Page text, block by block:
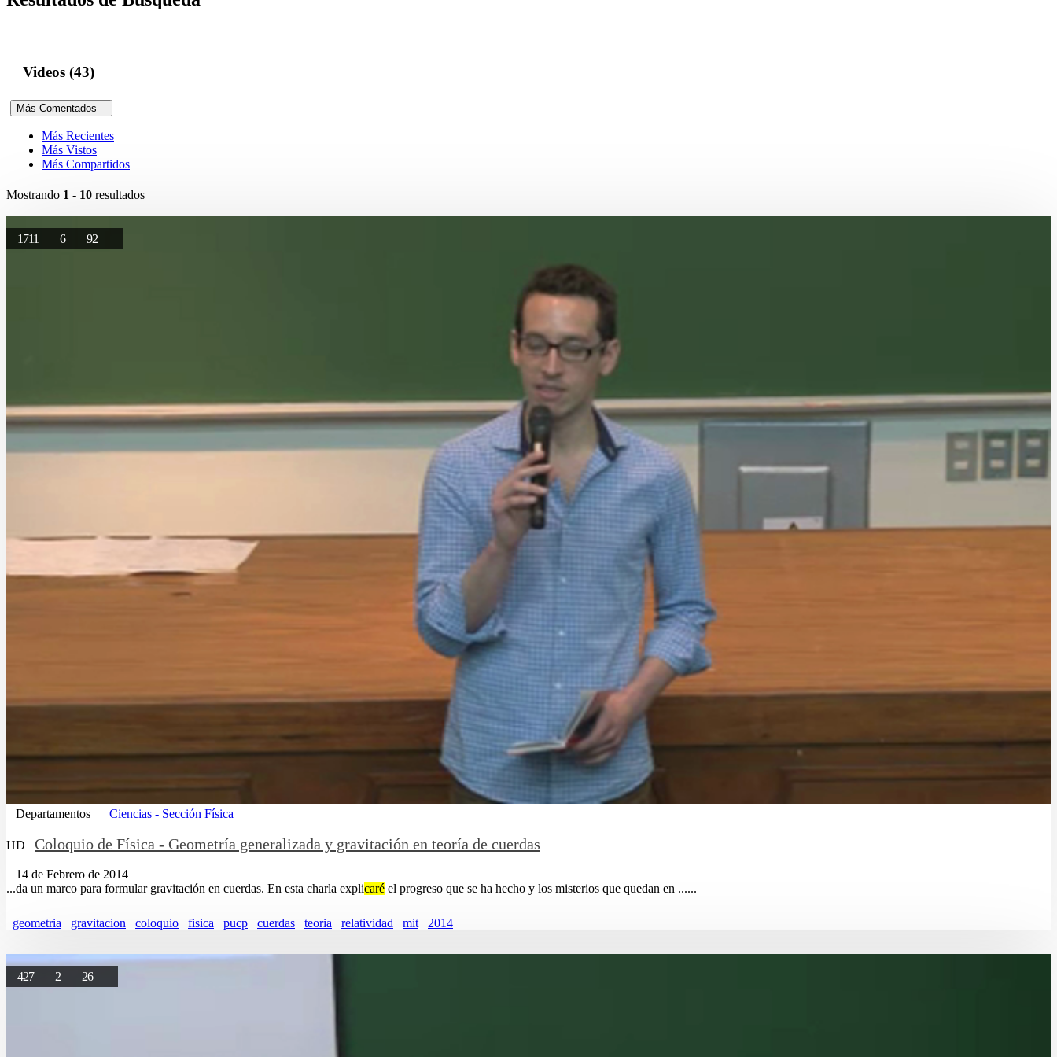
Videos (43)
Más Comentados
Más Recientes
Más Vistos
Más Compartidos
Mostrando 1 - 10 resultados
1711 6 92
Departamentos Ciencias - Sección Física
HD Coloquio de Física - Geometría generalizada y gravitación en teoría de cuerdas
14 de Febrero de 2014
...da un marco para formular gravitación en cuerdas. En esta charla explicaré el progreso que se ha hecho y los misterios que quedan en ......
geometria gravitacion coloquio fisica pucp cuerdas teoria relatividad mit 2014
427 2 26